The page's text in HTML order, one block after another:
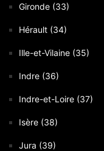
Gironde (33)
Hérault (34)
Ille-et-Vilaine (35)
Indre (36)
Indre-et-Loire (37)
Isère (38)
Jura (39)